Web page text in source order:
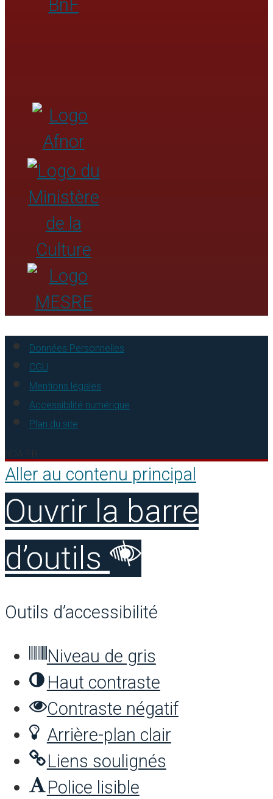
Données Personnelles
CGU
Mentions légales
Accessibilité numérique
Plan du site
RDA-FR
Aller au contenu principal
Ouvrir la barre
d’outils
Outils d’accessibilité
Niveau de gris
Haut contraste
Contraste négatif
Arrière-plan clair
Liens soulignés
Police lisible